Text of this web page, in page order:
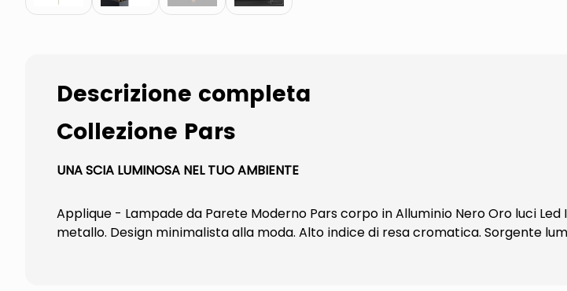
Descrizione completa
Collezione Pars
UNA SCIA LUMINOSA NEL TUO AMBIENTE
Applique - Lampade da Parete Moderno Pars corpo in Alluminio Nero Oro luci Led
metallo. Design minimalista alla moda. Alto indice di resa cromatica. Sorgente